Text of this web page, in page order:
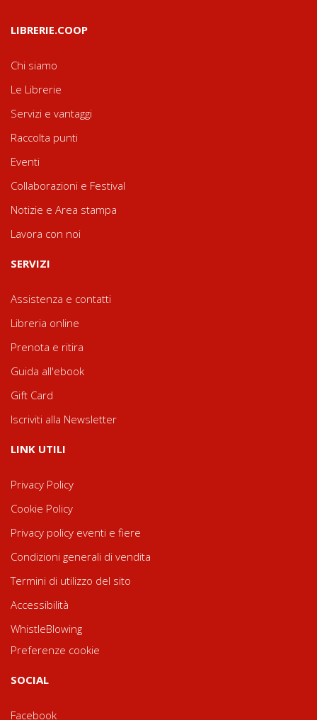
LIBRERIE.COOP
Chi siamo
Le Librerie
Servizi e vantaggi
Raccolta punti
Eventi
Collaborazioni e Festival
Notizie e Area stampa
Lavora con noi
SERVIZI
Assistenza e contatti
Libreria online
Prenota e ritira
Guida all'ebook
Gift Card
Iscriviti alla Newsletter
LINK UTILI
Privacy Policy
Cookie Policy
Privacy policy eventi e fiere
Condizioni generali di vendita
Termini di utilizzo del sito
Accessibilità
WhistleBlowing
Preferenze cookie
SOCIAL
Facebook